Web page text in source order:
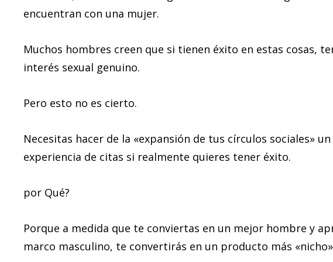
encuentran con una mujer.
Muchos hombres creen que si tienen éxito en estas cosas,
interés sexual genuino.
Pero esto no es cierto.
Necesitas hacer de la «expansión de tus círculos sociales»
experiencia de citas si realmente quieres tener éxito.
por Qué?
Porque a medida que te conviertas en un mejor hombre y
marco masculino, te convertirás en un producto más